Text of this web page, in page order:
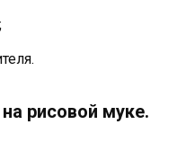
рисовой муке.